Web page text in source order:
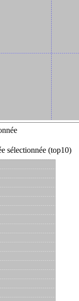
sélectionnée (top10)